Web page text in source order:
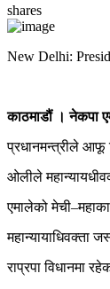
shares
New Delhi:
काठमाडौं । नेकपा
प्रधानमन्त्रीले आफू
ओलीले
एमालेको
महान्यायाधिवक्ता
राप्रपा विधानमा